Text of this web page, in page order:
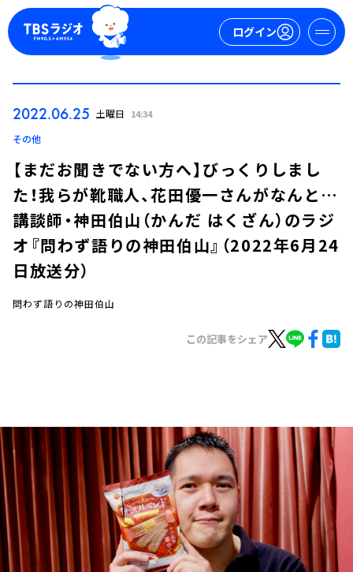
ログイン
週間番組表
2022.06.25 土曜日 14:34
その他
【まだお聞きでない方へ】びっくりしまし
た！我らが靴職人、花田優一さんがなんと…
講談師・神田伯山（かんだ はくざん）のラジ
オ『問わず語りの神田伯山』（2022年6月24
日放送分）
問わず語りの神田伯山
この記事をシェア